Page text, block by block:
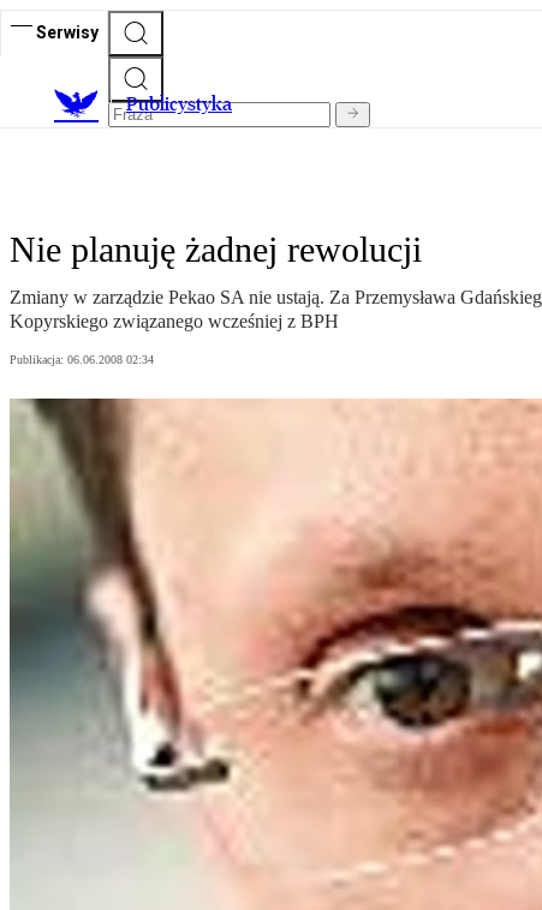
Serwisy
Publicystyka
Nie planuję żadnej rewolucji
Zmiany w zarządzie Pekao SA nie ustają. Za Przemysława
Kopyrskiego związanego wcześniej z BPH
Publikacja: 06.06.2008 02:34